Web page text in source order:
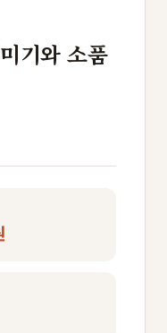
기와 소품